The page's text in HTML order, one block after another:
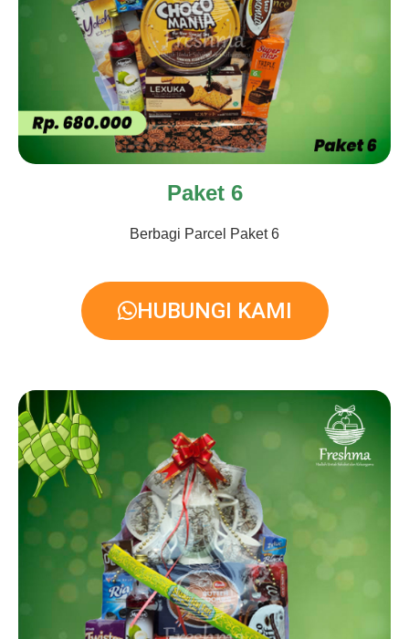
Paket 6
Berbagi Parcel Paket 6
HUBUNGI KAMI